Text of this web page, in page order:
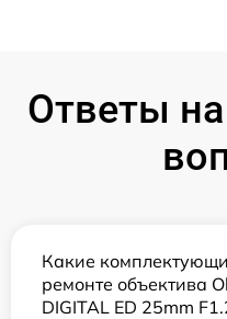
Ответы
Какие
ремонте объектива
DIGITAL ED 25mm